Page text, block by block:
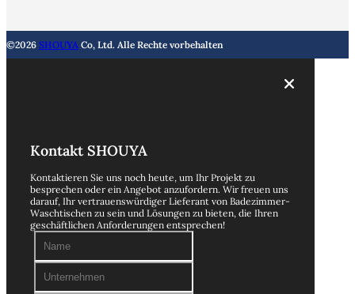
©2026 SHOUYA Co, Ltd. Alle Rechte vorbehalten
Kontakt SHOUYA
Kontaktieren Sie uns noch heute, um Ihr Projekt zu
besprechen oder ein Angebot anzufordern. Wir freuen uns
darauf, Ihr vertrauenswürdiger Lieferant von Badezimmer-
Waschtischen zu sein und Lösungen zu bieten, die Ihren
geschäftlichen Anforderungen entsprechen!